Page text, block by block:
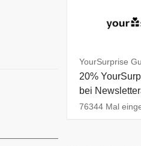
YourSurprise
20%
bei
76344 Mal